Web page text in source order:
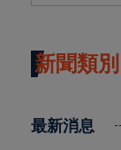
新聞類別
最新消息